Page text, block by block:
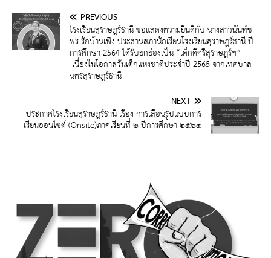
PREVIOUS
โรงเรียนสุราษฎร์ธานี ขอแสดงความยินดีกับ นางสาวนันท์ช
พร รักบ้านเพิง ประธานสภานักเรียนโรงเรียนสุราษฎร์ธานี ปี
การศึกษา 2564 ได้รับยกย่องเป็น “เด็กดีศรีสุราษฎร์ฯ”
เนื่องในโอกาสวันเด็กแห่งชาติประจำปี 2565 จากเทศบาล
นครสุราษฎร์ธานี
NEXT
ประกาศโรงเรียนสุราษฎร์ธานี เรื่อง การเลื่อนรูปแบบการ
เรียนออนไซต์ (Onsite)ภาคเรียนที่ ๒ ปีการศึกษา ๒๕๖๔